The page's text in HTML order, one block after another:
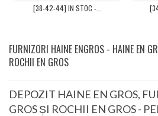
[38-42-44] IN STOC -...
FURNIZORI HAINE ENGROS - HAINE EN
ROCHII EN GROS
DEPOZIT HAINE EN GROS,
GROS ȘI ROCHII EN GROS -